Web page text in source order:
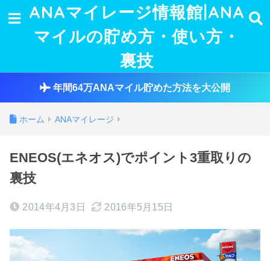
ANAマイレージ情報館|ANA
マイルの貯め方・使い方・
裏技
年間64万ANAマイル貯めた方法を大公開
ホーム ANAマイレージ
ENEOS(エネオス)でポイント3重取りの
裏技
2014年4月3日 2016年5月15日